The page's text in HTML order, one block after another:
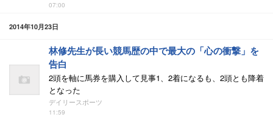
07:00
2014年10月23日
林修先生が長い競馬歴の中で最大の「心の衝撃」を
告白
2頭を軸に馬券を購入して見事1、2着になるも、2頭とも降着
となった
デイリースポーツ
11:59